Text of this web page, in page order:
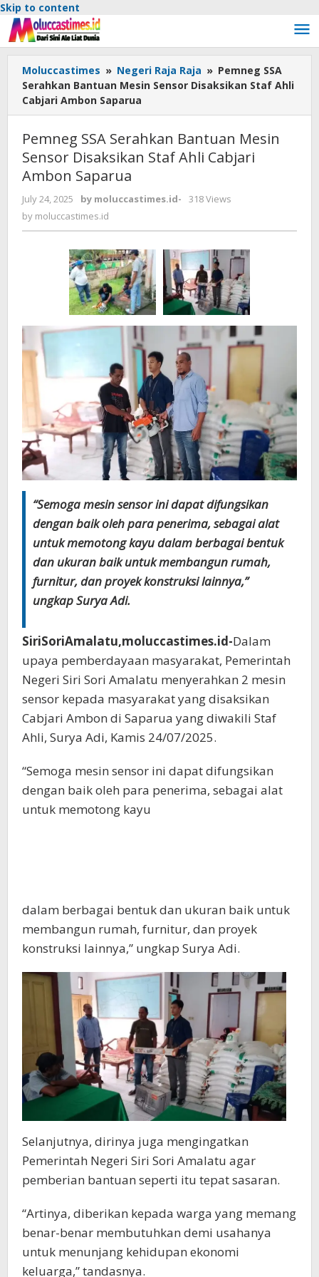
Skip to content
Moluccastimes » Negeri Raja Raja » Pemneg SSA
Serahkan Bantuan Mesin Sensor Disaksikan Staf Ahli
Cabjari Ambon Saparua
Pemneg SSA Serahkan Bantuan Mesin
Sensor Disaksikan Staf Ahli Cabjari
Ambon Saparua
July 24, 2025 by moluccastimes.id-
318 Views
by moluccastimes.id
“Semoga mesin sensor ini dapat difungsikan
dengan baik oleh para penerima, sebagai alat
untuk memotong kayu dalam berbagai bentuk
dan ukuran baik untuk membangun rumah,
furnitur, dan proyek konstruksi lainnya,”
ungkap Surya Adi.
SiriSoriAmalatu,moluccastimes.id-Dalam
upaya pemberdayaan masyarakat, Pemerintah
Negeri Siri Sori Amalatu menyerahkan 2 mesin
sensor kepada masyarakat yang disaksikan
Cabjari Ambon di Saparua yang diwakili Staf
Ahli, Surya Adi, Kamis 24/07/2025.
“Semoga mesin sensor ini dapat difungsikan
dengan baik oleh para penerima, sebagai alat
untuk memotong kayu
dalam berbagai bentuk dan ukuran baik untuk
membangun rumah, furnitur, dan proyek
konstruksi lainnya,” ungkap Surya Adi.
Selanjutnya, dirinya juga mengingatkan
Pemerintah Negeri Siri Sori Amalatu agar
pemberian bantuan seperti itu tepat sasaran.
“Artinya, diberikan kepada warga yang memang
benar-benar membutuhkan demi usahanya
untuk menunjang kehidupan ekonomi
keluarga,” tandasnya.